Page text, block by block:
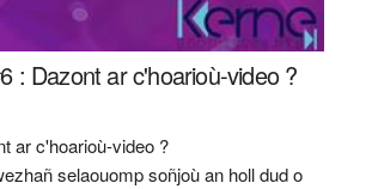
: Dazont ar c'hoarioù-video ?
ar c'hoarioù-video ?
selaouomp soñjoù an holl dud o